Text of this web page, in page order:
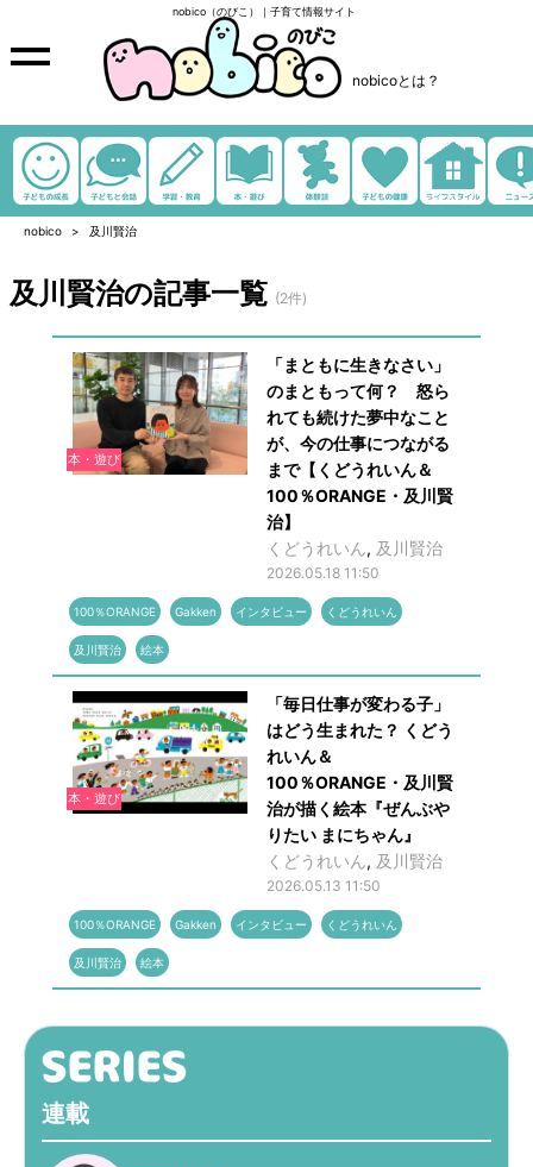
nobico（のびこ）｜子育て情報サイト
nobicoとは？
nobico 及川賢治
及川賢治の記事一覧 (2件)
本・遊び
「まともに生きなさい」
のまともって何？ 怒ら
れても続けた夢中なこと
が、今の仕事につながる
まで【くどうれいん＆
100％ORANGE・及川賢
治】
くどうれいん, 及川賢治
2026.05.18 11:50
100％ORANGE Gakken インタビュー くどうれいん
及川賢治 絵本
本・遊び
「毎日仕事が変わる子」
はどう生まれた？ くどう
れいん＆
100％ORANGE・及川賢
治が描く絵本『ぜんぶや
りたい まにちゃん』
くどうれいん, 及川賢治
2026.05.13 11:50
100％ORANGE Gakken インタビュー くどうれいん
及川賢治 絵本
連載